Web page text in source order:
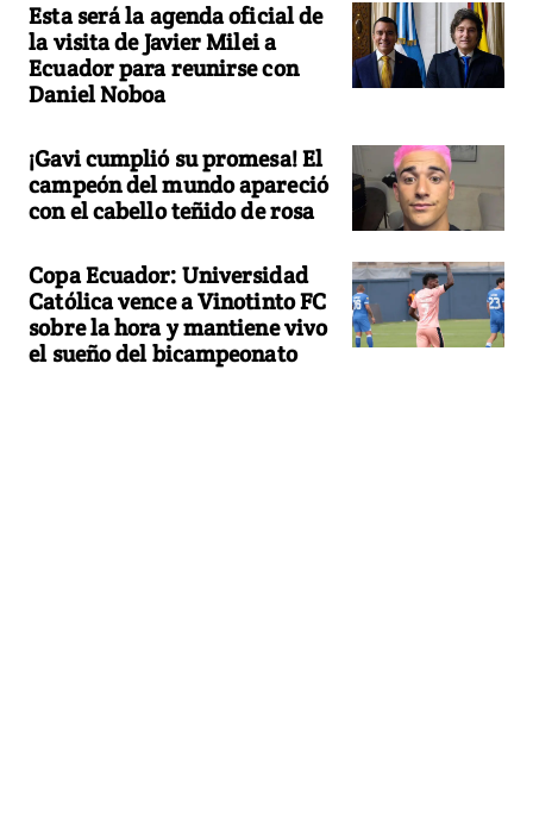
Esta será la agenda oficial de
la visita de Javier Milei a
Ecuador para reunirse con
Daniel Noboa
¡Gavi cumplió su promesa! El
campeón del mundo apareció
con el cabello teñido de rosa
Copa Ecuador: Universidad
Católica vence a Vinotinto FC
sobre la hora y mantiene vivo
el sueño del bicampeonato